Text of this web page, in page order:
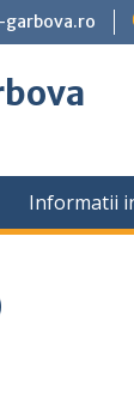
Informatii